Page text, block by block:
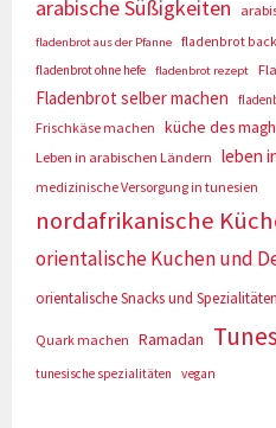
arabische Süßigkeiten
fladenbrot aus der Pfanne fladenbrot
fladenbrot ohne hefe
fladenbrot rezept
Fladenbrot selber machen
Frischkäse machen
küche des
Leben in arabischen Ländern
leben
medizinische Versorgung in tunesien
nordafrikanische
orientalische Kuchen und
orientalische Snacks und Spezialitäten
Quark machen Ramadan
tunesische spezialitäten vegan